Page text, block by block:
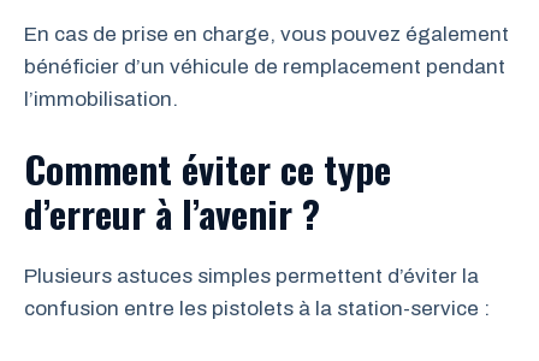
En cas de prise en charge, vous pouvez également
bénéficier d’un véhicule de remplacement pendant
l’immobilisation.
Comment éviter ce type
d’erreur à l’avenir ?
Plusieurs astuces simples permettent d’éviter la
confusion entre les pistolets à la station-service :